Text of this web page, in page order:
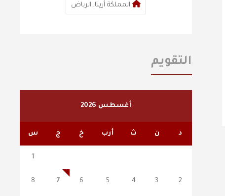
المملكة أرينا, الرياض
التقويم
أغسطس 2026
د ن ث أرب خ ج س
1
2
3
4
5
6
7
8